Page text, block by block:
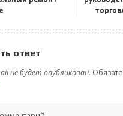
ответ
не будет опубликован.